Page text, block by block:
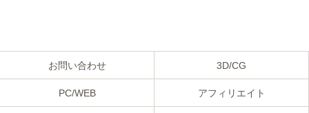
お問い合わせ 3D/CG
PC/WEB アフィリエイト